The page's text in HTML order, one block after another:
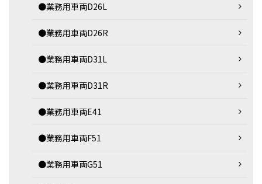
●業務用車両D26L
●業務用車両D26R
●業務用車両D31L
●業務用車両D31R
●業務用車両E41
●業務用車両F51
●業務用車両G51